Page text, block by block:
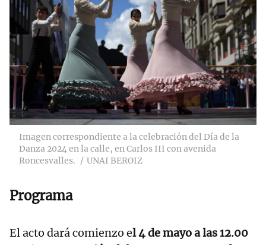
Imagen correspondiente a la celebración del Día de la
Danza 2024 en la calle, en Carlos III con avenida
Roncesvalles.
UNAI BEROIZ
Programa
El acto dará comienzo el 4 de mayo a las 12.00